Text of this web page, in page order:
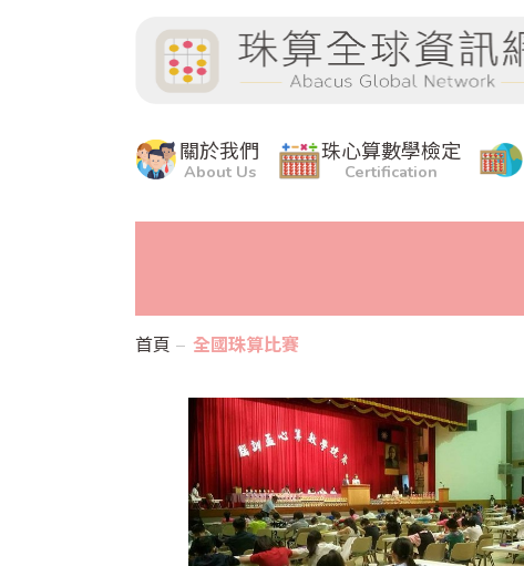
關於我們
About Us
珠心算數學檢定
Certification
首頁 全國珠算比賽